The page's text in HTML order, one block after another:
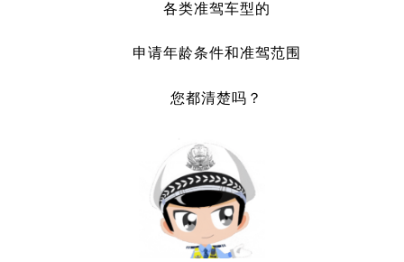
各类准驾车型的
申请年龄条件和准驾范围
您都清楚吗？